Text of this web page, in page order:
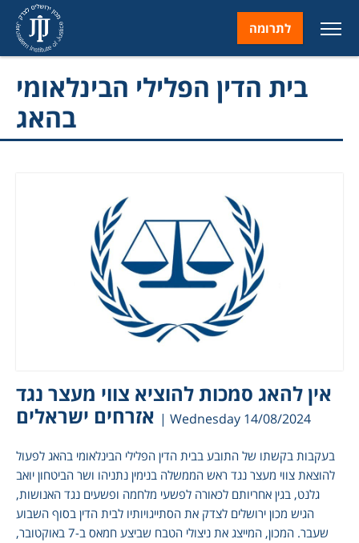
לתרומה
בית הדין הפלילי הבינלאומי
בהאג
אין להאג סמכות להוציא צווי מעצר נגד
אזרחים ישראלים | Wednesday 14/08/2024
בעקבות בקשתו של התובע בבית הדין הפלילי הבינלאומי בהאג לפעול
להוצאת צווי מעצר נגד ראש הממשלה בנימין נתניהו ושר הביטחון יואב
גלנט, בגין אחריותם לכאורה לפשעי מלחמה ופשעים נגד האנושות,
הגיש מכון ירושלים לצדק את הסתייגויותיו לבית הדין בסוף השבוע
שעבר. המכון, המייצג את ניצולי הטבח שביצע חמאס ב-7 באוקטובר,